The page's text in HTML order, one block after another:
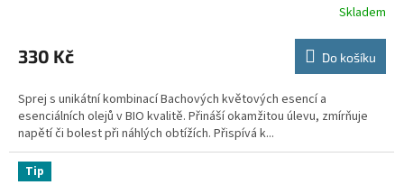
Skladem
330 Kč Do košíku
Sprej s unikátní kombinací Bachových květových esencí a
esenciálních olejů v BIO kvalitě. Přináší okamžitou úlevu, zmírňuje
napětí či bolest při náhlých obtížích. Přispívá k...
Tip